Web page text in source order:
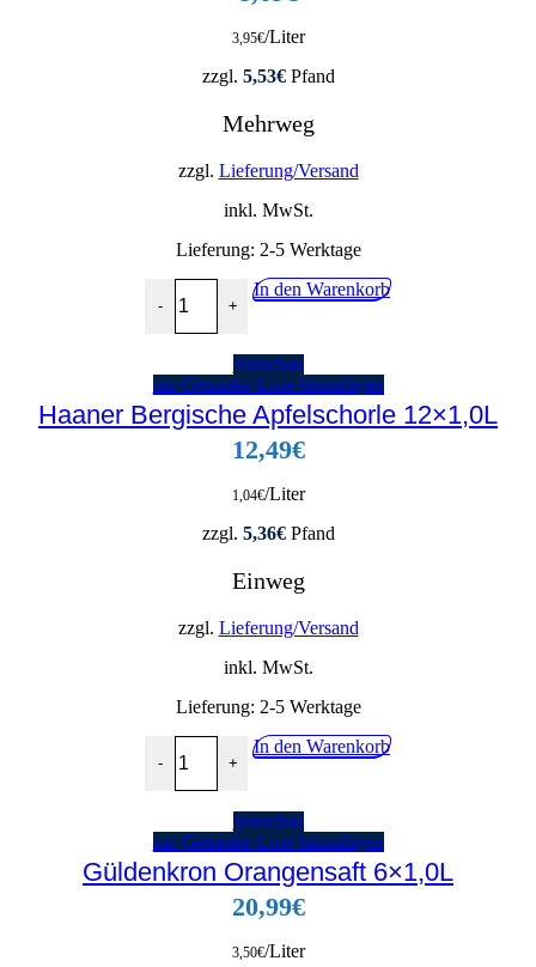
3,95€/Liter
zzgl. 5,53€Pfand
Mehrweg
zzgl. Lieferung/Versand
inkl. MwSt.
Lieferung: 2-5 Werktage
-
Güldenkron Apfelsaft 11x0,2L Menge
+
In den Warenkorb
Vorschau
zur Getränke-Liste hinzufügen
Haaner Bergische Apfelschorle 12×1,0L
12,49€
1,04€/Liter
zzgl. 5,36€Pfand
Einweg
zzgl. Lieferung/Versand
inkl. MwSt.
Lieferung: 2-5 Werktage
-
Haaner Bergische Apfelschorle 12x1,0L Menge
+
In den Warenkorb
Vorschau
zur Getränke-Liste hinzufügen
Güldenkron Orangensaft 6×1,0L
20,99€
3,50€/Liter